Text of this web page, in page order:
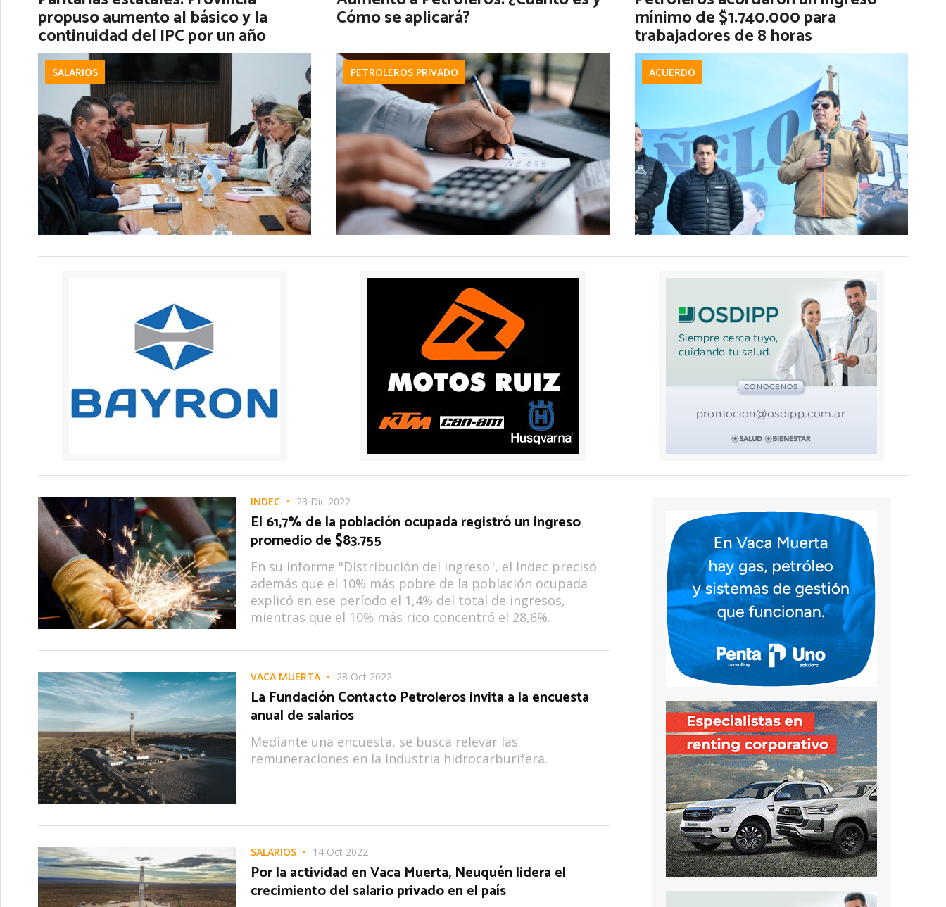
Ver más
propuso aumento al básico y la
continuidad del IPC por un año
SALARIOS
Cómo se aplicará?
PETROLEROS PRIVADO
mínimo de $1.740.000 para
trabajadores de 8 horas
ACUERDO
INDEC 23 Dic 2022
El 61,7% de la población ocupada registró un ingreso
promedio de $83.755
En su informe "Distribución del Ingreso", el Indec precisó
además que el 10% más pobre de la población ocupada
explicó en ese período el 1,4% del total de ingresos,
mientras que el 10% más rico concentró el 28,6%.
VACA MUERTA 28 Oct 2022
La Fundación Contacto Petroleros invita a la encuesta
anual de salarios
Mediante una encuesta, se busca relevar las
remuneraciones en la industria hidrocarburífera.
SALARIOS 14 Oct 2022
Por la actividad en Vaca Muerta, Neuquén lidera el
crecimiento del salario privado en el país